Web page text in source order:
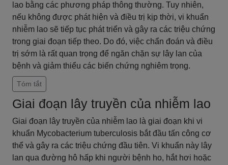
lao bằng các phương pháp thông thường. Tuy nhiên,
nếu không được phát hiện và điều trị kịp thời, vi khuẩn
nhiễm lao sẽ tiếp tục phát triển và gây ra các triệu chứng
trong giai đoạn tiếp theo. Do đó, việc chẩn đoán và điều
trị sớm là rất quan trọng để ngăn chặn sự lây lan của
bệnh và giảm thiểu các biến chứng nghiêm trọng.
Tóm tắt
Giai đoạn lây truyền của nhiễm lao
Giai đoạn lây truyền của nhiễm lao là giai đoạn khi vi
khuẩn Mycobacterium tuberculosis bắt đầu tấn công cơ
thể và gây ra các triệu chứng đầu tiên. Vi khuẩn này lây
lan qua đường hô hấp khi người bệnh ho, hắt hơi hoặc